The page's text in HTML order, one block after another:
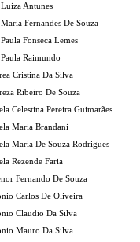
Antunes
Fernandes De Souza
Fonseca Lemes
Raimundo
Cristina Da Silva
Ribeiro De Souza
Celestina Pereira Guimarães
Maria Brandani
Maria De Souza Rodrigues
Rezende Faria
Fernando De Souza
Carlos De Oliveira
Claudio Da Silva
Mauro Da Silva